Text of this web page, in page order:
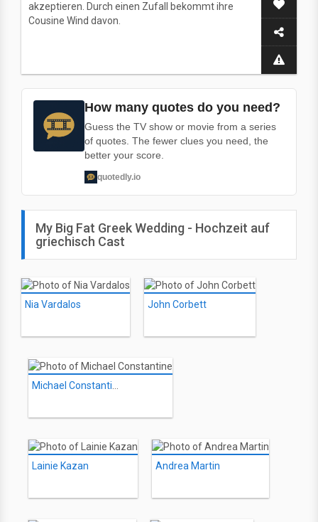
akzeptieren. Durch einen Zufall bekommt ihre
Cousine Wind davon.
How many quotes do you need?
Guess the TV show or movie from a series
of quotes. The fewer clues you need, the
better your score.
quotedly.io
My Big Fat Greek Wedding - Hochzeit auf
griechisch Cast
Nia Vardalos John Corbett
Lainie Kazan Andrea Martin